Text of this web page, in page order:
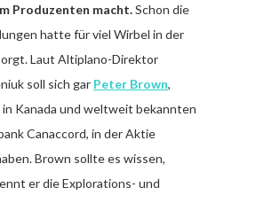
Produzenten macht.Schon die
hatte für viel Wirbel in der
Laut Altiplano-Direktor
soll sich gar Peter Brown,
Kanada und weltweit bekannten
Canaccord, in der Aktie
Brown sollte es wissen,
er die Explorations- und